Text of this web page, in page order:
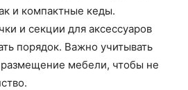
и компактные кеды.
и секции для аксессуаров
порядок. Важно учитывать
мебели, чтобы не